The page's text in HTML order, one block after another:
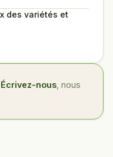
des variétés et
Écrivez-nous , nous